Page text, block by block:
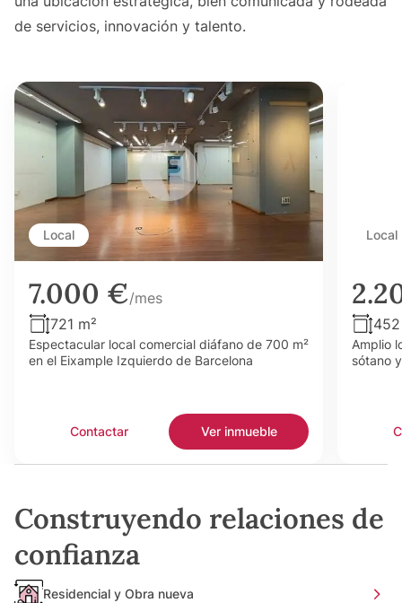
de servicios, innovación y talento.
Local
7.000 €/mes
721 m²
Espectacular local comercial diáfano de 700 m²
en el Eixample Izquierdo de Barcelona
Contactar Ver inmueble
Local
Amplio
sótano
Construyendo relaciones de
confianza
Residencial y Obra nueva